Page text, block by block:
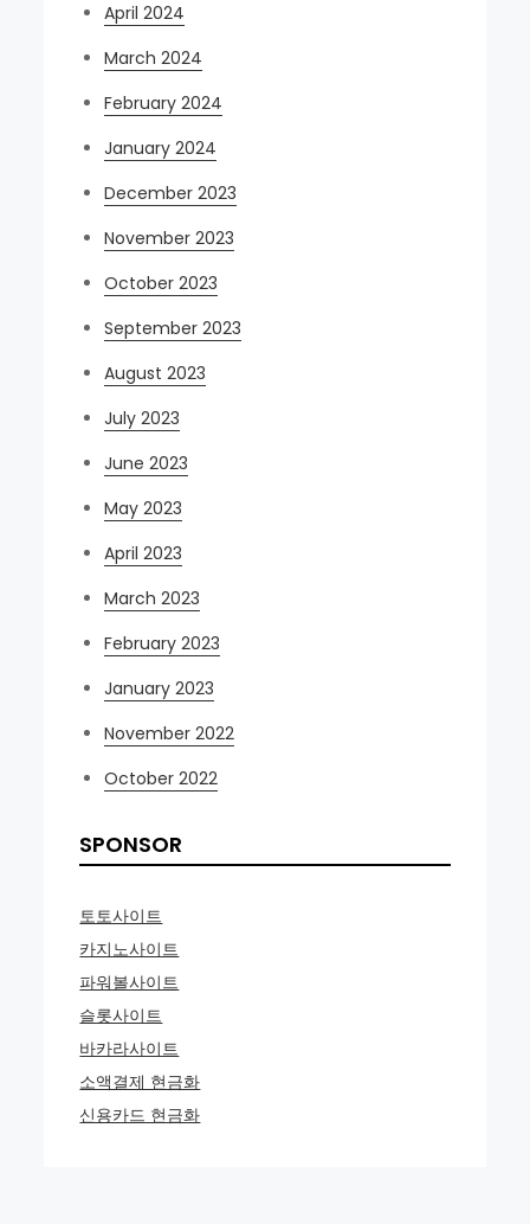
April 2024
March 2024
February 2024
January 2024
December 2023
November 2023
October 2023
September 2023
August 2023
July 2023
June 2023
May 2023
April 2023
March 2023
February 2023
January 2023
November 2022
October 2022
SPONSOR
토토사이트
카지노사이트
파워볼사이트
슬롯사이트
바카라사이트
소액결제 현금화
신용카드 현금화